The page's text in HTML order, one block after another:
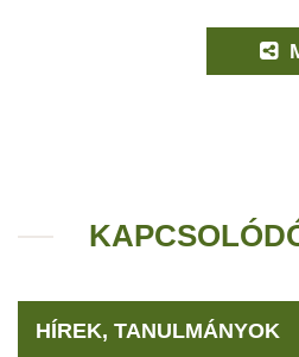
HÍREK, TANULMÁNYOK